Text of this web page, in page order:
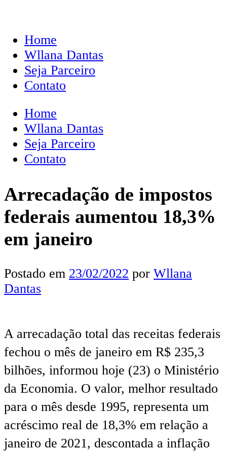
Home
Wllana Dantas
Seja Parceiro
Contato
Home
Wllana Dantas
Seja Parceiro
Contato
Arrecadação de impostos
federais aumentou 18,3%
em janeiro
Postado em 23/02/2022 por Wllana
Dantas
A arrecadação total das receitas federais
fechou o mês de janeiro em R$ 235,3
bilhões, informou hoje (23) o Ministério
da Economia. O valor, melhor resultado
para o mês desde 1995, representa um
acréscimo real de 18,3% em relação a
janeiro de 2021, descontada a inflação